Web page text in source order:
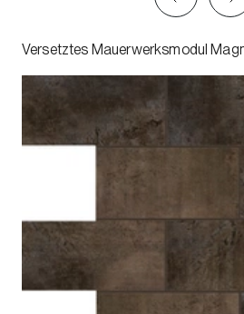
Versetztes Mauerwerksmodul